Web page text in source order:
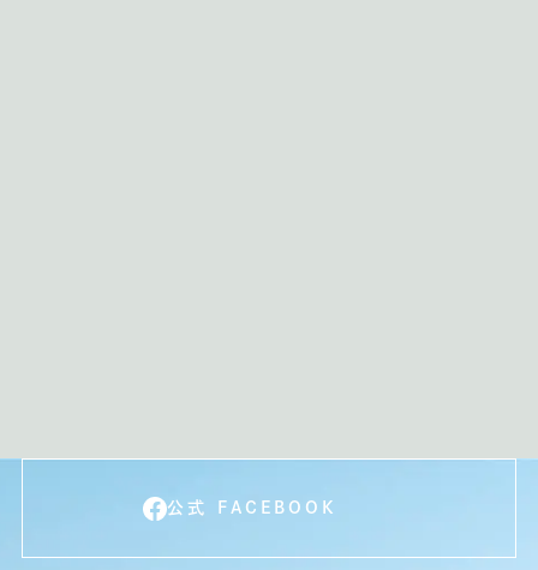
公式 FACEBOOK